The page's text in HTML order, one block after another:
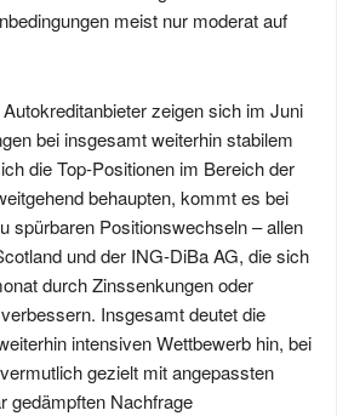
meist nur moderat auf
zeigen sich im Juni
bei insgesamt weiterhin stabilem
die Top-Positionen im Bereich der
behaupten, kommt es bei
spürbaren Positionswechseln – allen
und der ING-DiBa AG, die sich
durch Zinssenkungen oder
Insgesamt deutet die
intensiven Wettbewerb hin, bei
gezielt mit angepassten
gedämpften Nachfrage